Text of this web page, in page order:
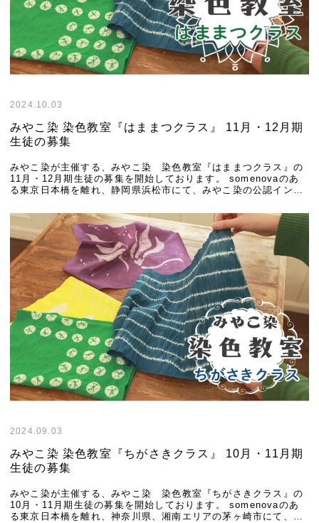
2024.10.03
みやこ染 染色教室『はままつクラス』 11月・12月期
生徒の募集
みやこ染が主催する、みやこ染 染色教室『はままつクラス』の
11月・12月期生徒の募集を開始しております。 somenovaのあ
る東京日本橋を離れ、静岡県浜松市にて、みやこ染の公認インス
2024.09.03
みやこ染 染色教室『ちがさきクラス』 10月・11月期
生徒の募集
みやこ染が主催する、みやこ染 染色教室『ちがさきクラス』の
10月・11月期生徒の募集を開始しております。 somenovaのあ
る東京日本橋を離れ、神奈川県、湘南エリアの茅ヶ崎市にて、み